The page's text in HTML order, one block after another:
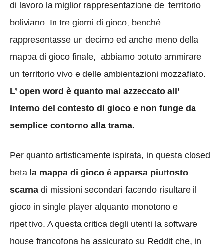
di lavoro la miglior rappresentazione del territorio
boliviano. In tre giorni di gioco, benché
rappresentasse un decimo ed anche meno della
mappa di gioco finale, abbiamo potuto ammirare
un territorio vivo e delle ambientazioni mozzafiato.
L’ open word è quanto mai azzeccato all’
interno del contesto di gioco e non funge da
semplice contorno alla trama.
Per quanto artisticamente ispirata, in questa closed
beta la mappa di gioco è apparsa piuttosto
scarna di missioni secondari facendo risultare il
gioco in single player alquanto monotono e
ripetitivo. A questa critica degli utenti la software
house francofona ha assicurato su Reddit che, in